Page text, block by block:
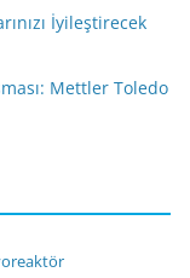
İyileştirecek
Mettler Toledo